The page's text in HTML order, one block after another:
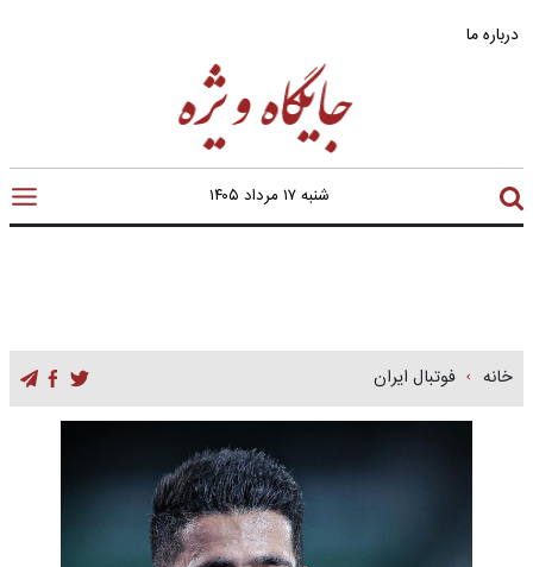
درباره ما
شنبه ۱۷ مرداد ۱۴۰۵
خانه فوتبال ایران